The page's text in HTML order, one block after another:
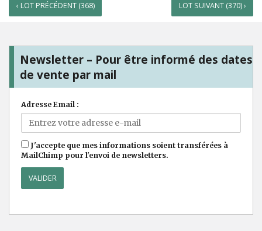
‹ LOT PRÉCÉDENT (368) LOT SUIVANT (370) ›
Newsletter – Pour être informé des dates
de vente par mail
Adresse Email :
J'accepte que mes informations soient transférées à
MailChimp pour l'envoi de newsletters.